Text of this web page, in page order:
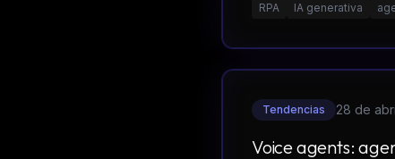
RPA IA generativa
Tendencias 28 de
Voice agents: